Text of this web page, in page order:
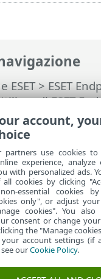
ESET>ESET
di ESET
>Invio
> Seleziona
desktop
Base
account,
partners use cookies
experience,
with personalized ads.
cookies by clicking
essential cookies
only", or adjust
cookies". You
consent or change
the "Manage
account settings (if
ourCookie Policy.